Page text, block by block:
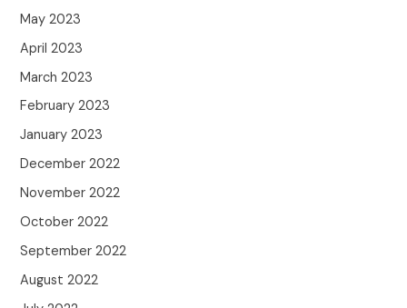
May 2023
April 2023
March 2023
February 2023
January 2023
December 2022
November 2022
October 2022
September 2022
August 2022